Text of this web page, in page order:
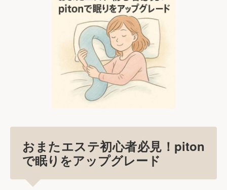
おまたエステ初心者必見！piton
で眠りをアップグレード